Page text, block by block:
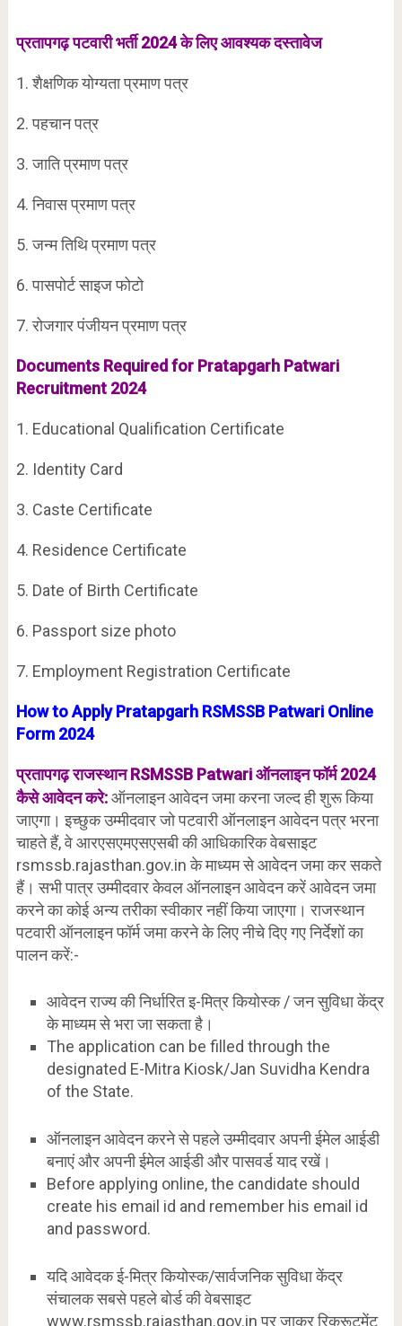
प्रतापगढ़ पटवारी भर्ती 2024 के लिए आवश्यक दस्तावेज
1. शैक्षणिक योग्यता प्रमाण पत्र
2. पहचान पत्र
3. जाति प्रमाण पत्र
4. निवास प्रमाण पत्र
5. जन्म तिथि प्रमाण पत्र
6. पासपोर्ट साइज फोटो
7. रोजगार पंजीयन प्रमाण पत्र
Documents Required for Pratapgarh Patwari
Recruitment 2024
1. Educational Qualification Certificate
2. Identity Card
3. Caste Certificate
4. Residence Certificate
5. Date of Birth Certificate
6. Passport size photo
7. Employment Registration Certificate
How to ApplyPratapgarh RSMSSB Patwari Online
Form 2024
प्रतापगढ़राजस्थान RSMSSB Patwari ऑनलाइन फॉर्म 2024
कैसे आवेदन करे:ऑनलाइन आवेदन जमा करना जल्द ही शुरू किया
जाएगा। इच्छुक उम्मीदवार जो पटवारी ऑनलाइन आवेदन पत्र भरना
चाहते हैं, वे आरएसएमएसएसबी की आधिकारिक वेबसाइट
rsmssb.rajasthan.gov.in के माध्यम से आवेदन जमा कर सकते
हैं। सभी पात्र उम्मीदवार केवल ऑनलाइन आवेदन करें आवेदन जमा
करने का कोई अन्य तरीका स्वीकार नहीं किया जाएगा। राजस्थान
पटवारी ऑनलाइन फॉर्म जमा करने के लिए नीचे दिए गए निर्देशों का
पालन करें:-
आवेदन राज्य की निर्धारित इ-मित्र कियोस्क / जन सुविधा केंद्र
के माध्यम से भरा जा सकता है।
The application can be filled through the
designated E-Mitra Kiosk/Jan Suvidha Kendra
of the State.
ऑनलाइन आवेदन करने से पहले उम्मीदवार अपनी ईमेल आईडी
बनाएं और अपनी ईमेल आईडी और पासवर्ड याद रखें।
Before applying online, the candidate should
create his email id and remember his email id
and password.
यदि आवेदक ई-मित्र कियोस्क/सार्वजनिक सुविधा केंद्र
संचालक सबसे पहले बोर्ड की वेबसाइट
www.rsmssb.rajasthan.gov.in पर जाकर रिक्रूटमेंट